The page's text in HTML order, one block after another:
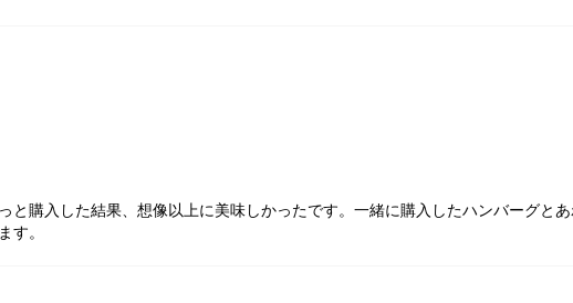
と購入した結果、想像以上に美味しかったです。一緒に購入したハンバーグとあ
す。